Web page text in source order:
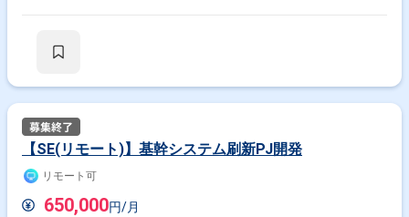
【SE(リモート)】基幹システム刷新PJ開発
リモート可
650,000円/月